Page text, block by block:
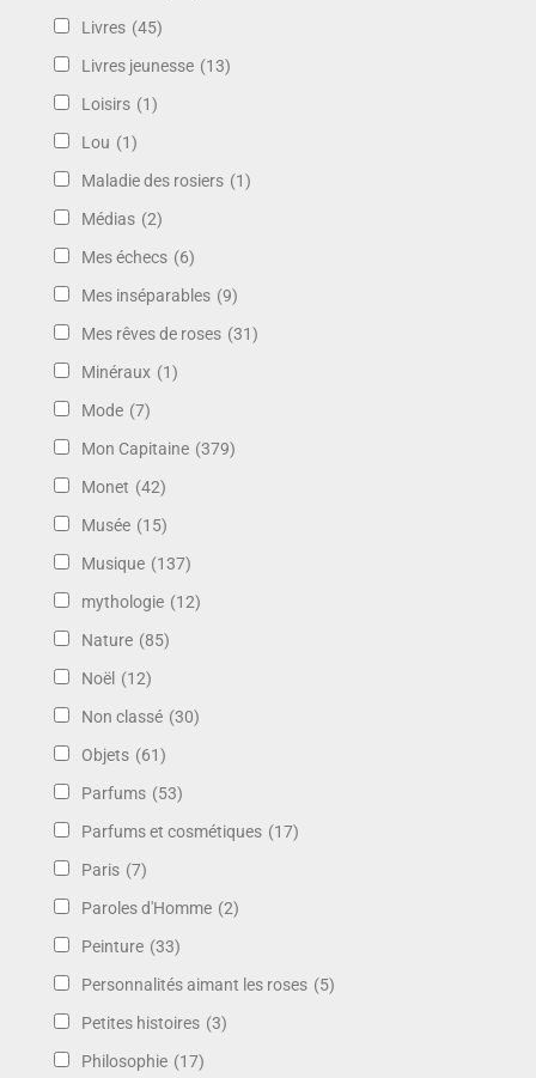
Livres (45)
Livres jeunesse (13)
Loisirs (1)
Lou (1)
Maladie des rosiers (1)
Médias (2)
Mes échecs (6)
Mes inséparables (9)
Mes rêves de roses (31)
Minéraux (1)
Mode (7)
Mon Capitaine (379)
Monet (42)
Musée (15)
Musique (137)
mythologie (12)
Nature (85)
Noël (12)
Non classé (30)
Objets (61)
Parfums (53)
Parfums et cosmétiques (17)
Paris (7)
Paroles d'Homme (2)
Peinture (33)
Personnalités aimant les roses (5)
Petites histoires (3)
Philosophie (17)